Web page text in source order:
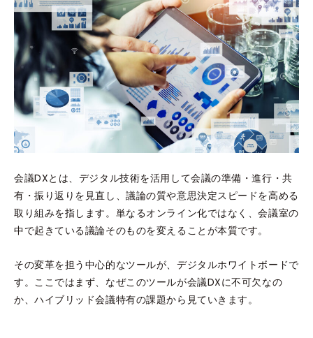
会議DXとは、デジタル技術を活用して会議の準備・進行・共
有・振り返りを見直し、議論の質や意思決定スピードを高める
取り組みを指します。単なるオンライン化ではなく、会議室の
中で起きている議論そのものを変えることが本質です。
その変革を担う中心的なツールが、デジタルホワイトボードで
す。ここではまず、なぜこのツールが会議DXに不可欠なの
か、ハイブリッド会議特有の課題から見ていきます。